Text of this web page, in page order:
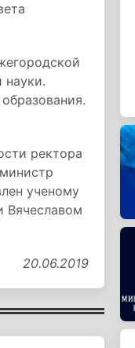
науки.
ректора
ученому
Вячеславом
20.06.2019